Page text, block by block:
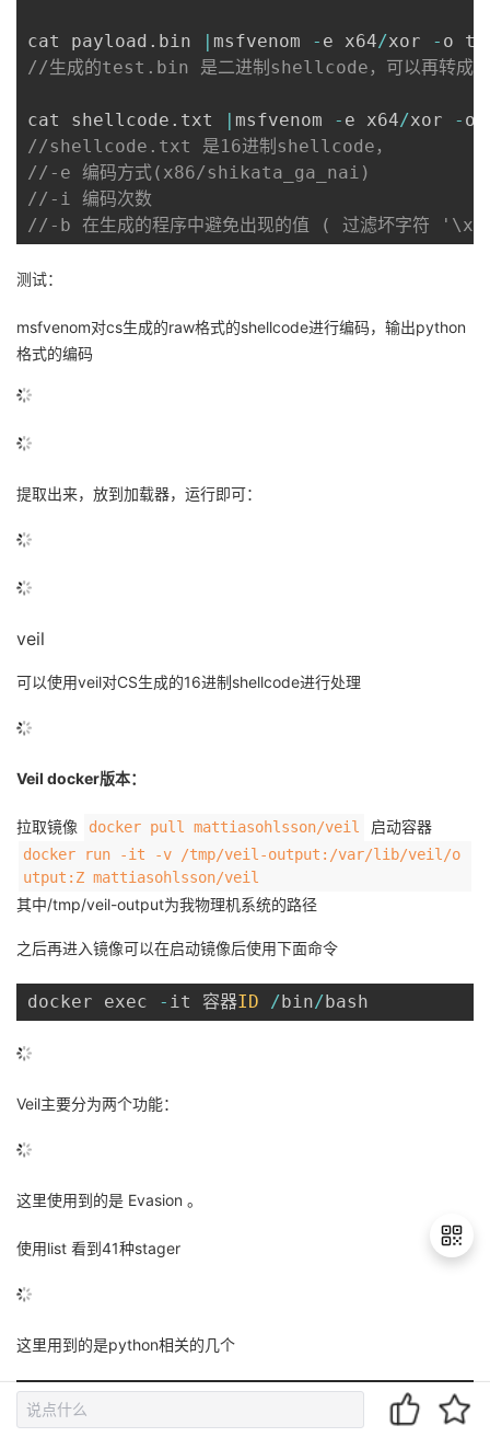
cat payload . bin | msfvenom - e x64/xor - o
//生成的test.bin 是二进制shellcode，可以再转成16
cat shellcode . txt | msfvenom - e x64/xor - o
//shellcode.txt 是16进制shellcode，
//-e 编码方式(x86/shikata_ga_nai)
//-i 编码次数
//-b 在生成的程序中避免出现的值 ( 过滤坏字符
测试：
msfvenom对cs生成的raw格式的shellcode进行编码，输出python
格式的编码
提取出来，放到加载器，运行即可：
veil
可以使用veil对CS生成的16进制shellcode进行处理
Veil docker版本：
拉取镜像 docker pull mattiasohlsson/veil 启动容器
docker run -it -v /tmp/veil-output:/var/lib/veil/o
utput:Z mattiasohlsson/veil
其中/tmp/veil-output为我物理机系统的路径
之后再进入镜像可以在启动镜像后使用下面命令
docker exec - it 容器ID /bin/bash
Veil主要分为两个功能：
这里使用到的是 Evasion 。
使用list 看到41种stager
这里用到的是python相关的几个
29)
	python
/shellcode_inject
30)
	python
/shellcode_inject